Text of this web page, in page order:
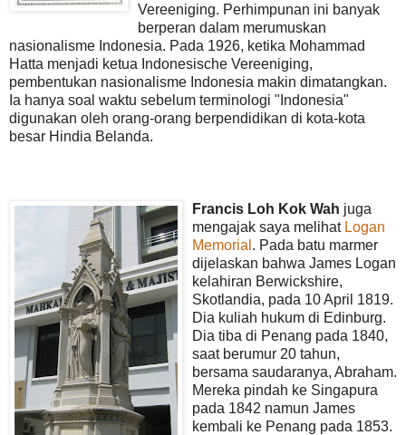
Vereeniging. Perhimpunan ini banyak
berperan dalam merumuskan
nasionalisme Indonesia. Pada 1926, ketika Mohammad
Hatta menjadi ketua Indonesische Vereeniging,
pembentukan nasionalisme Indonesia makin dimatangkan.
Ia hanya soal waktu sebelum terminologi "Indonesia"
digunakan oleh orang-orang berpendidikan di kota-kota
besar Hindia Belanda.
Francis Loh Kok Wah juga
mengajak saya melihat Logan
Memorial . Pada batu marmer
dijelaskan bahwa James Logan
kelahiran Berwickshire,
Skotlandia, pada 10 April 1819.
Dia kuliah hukum di Edinburg.
Dia tiba di Penang pada 1840,
saat berumur 20 tahun,
bersama saudaranya, Abraham.
Mereka pindah ke Singapura
pada 1842 namun James
kembali ke Penang pada 1853.